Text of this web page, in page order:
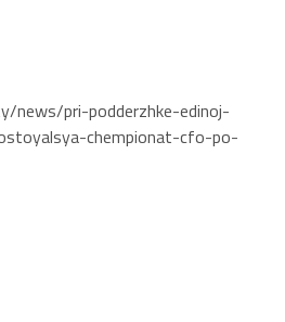
news/pri-podderzhke-edinoj-
chempionat-cfo-po-